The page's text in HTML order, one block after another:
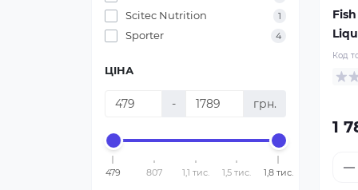
Scitec Nutrition 1
Sporter 4
ЦІНА
- грн.
479 807 1,1 тис. 1,5 тис. 1,8 тис.
Код
1